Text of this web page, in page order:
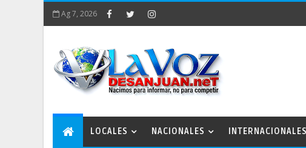
Ag 7, 2026
LOCALES NACIONALES INTERNACIONALES